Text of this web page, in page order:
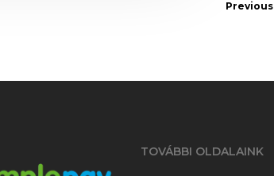
Previous
TOVÁBBI OLDALAINK